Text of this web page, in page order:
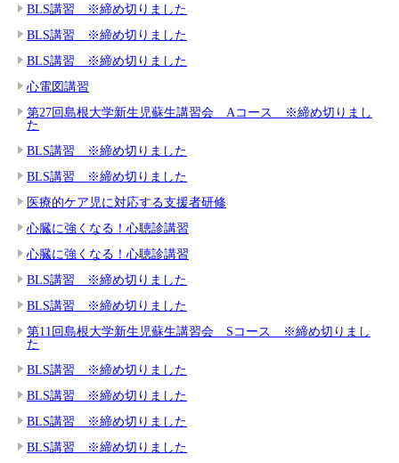
BLS講習 ※締め切りました
BLS講習 ※締め切りました
BLS講習 ※締め切りました
心電図講習
第27回島根大学新生児蘇生講習会 Aコース ※締め切りまし
た
BLS講習 ※締め切りました
BLS講習 ※締め切りました
医療的ケア児に対応する支援者研修
心臓に強くなる！心聴診講習
心臓に強くなる！心聴診講習
BLS講習 ※締め切りました
BLS講習 ※締め切りました
第11回島根大学新生児蘇生講習会 Sコース ※締め切りまし
た
BLS講習 ※締め切りました
BLS講習 ※締め切りました
BLS講習 ※締め切りました
BLS講習 ※締め切りました